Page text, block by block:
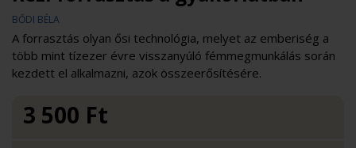
BŐDI BÉLA
A forrasztás olyan ősi technológia, melyet az emberiség a
több mint tízezer évre visszanyúló fémmegmunkálás során
kezdett el alkalmazni, azok összeerősítésére.
3 500 Ft